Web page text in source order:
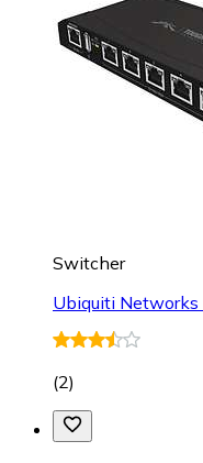
Switcher
Ubiquiti
(2)